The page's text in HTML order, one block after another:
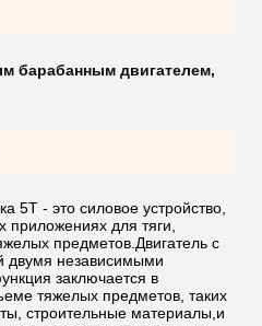
барабанным двигателем,
5T - это силовое устройство,
для тяги,
предметов.Двигатель с
двумя независимыми
заключается в
тяжелых предметов, таких
строительные материалы,и